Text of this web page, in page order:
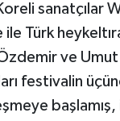
sanatçılar
Türk
ve
festivalin